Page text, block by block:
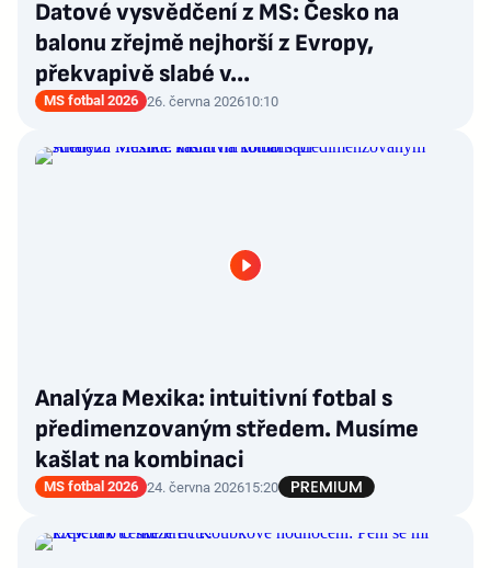
Datové vysvědčení z MS: Česko na
balonu zřejmě nejhorší z Evropy,
překvapivě slabé v...
MS fotbal 2026 26. června 202610:10
Analýza Mexika: intuitivní fotbal s
předimenzovaným středem. Musíme
kašlat na kombinaci
MS fotbal 2026 24. června 202615:20